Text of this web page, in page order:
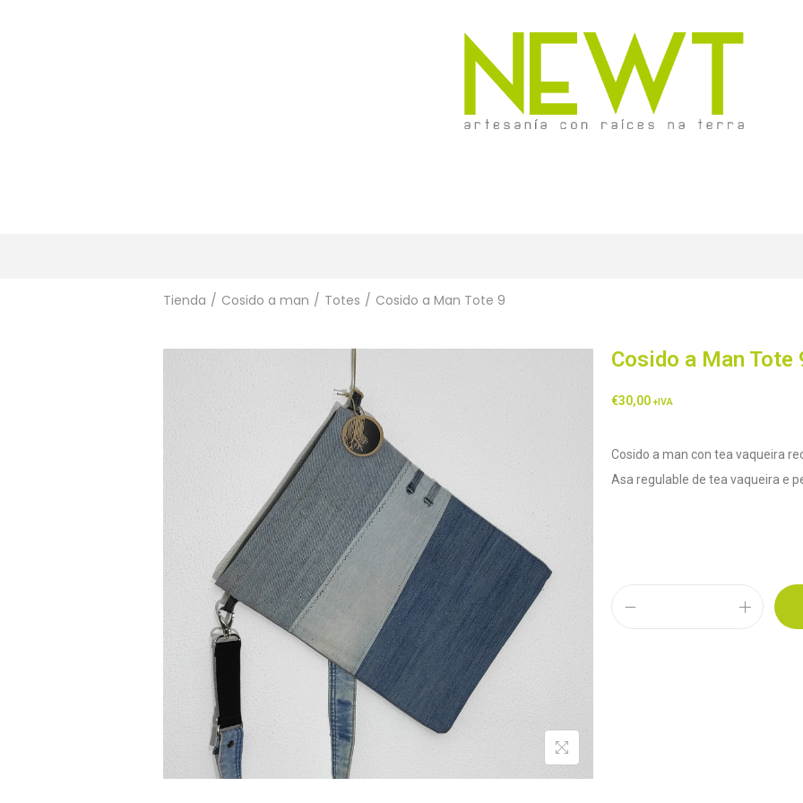
Tienda / Cosido a man / Totes / Cosido a Man Tote 9
Cosido a Man Tote
€30,00 +IVA
Cosido a man con tea vaqueira
Asa regulable de tea vaqueira e